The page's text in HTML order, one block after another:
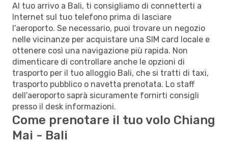
Al tuo arrivo a Bali, ti consigliamo di connetterti a
Internet sul tuo telefono prima di lasciare
l'aeroporto. Se necessario, puoi trovare un negozio
nelle vicinanze per acquistare una SIM card locale e
ottenere così una navigazione più rapida. Non
dimenticare di controllare anche le opzioni di
trasporto per il tuo alloggio Bali, che si tratti di taxi,
trasporto pubblico o navetta prenotata. Lo staff
dell'aeroporto saprà sicuramente fornirti consigli
presso il desk informazioni.
Come prenotare il tuo volo Chiang
Mai - Bali